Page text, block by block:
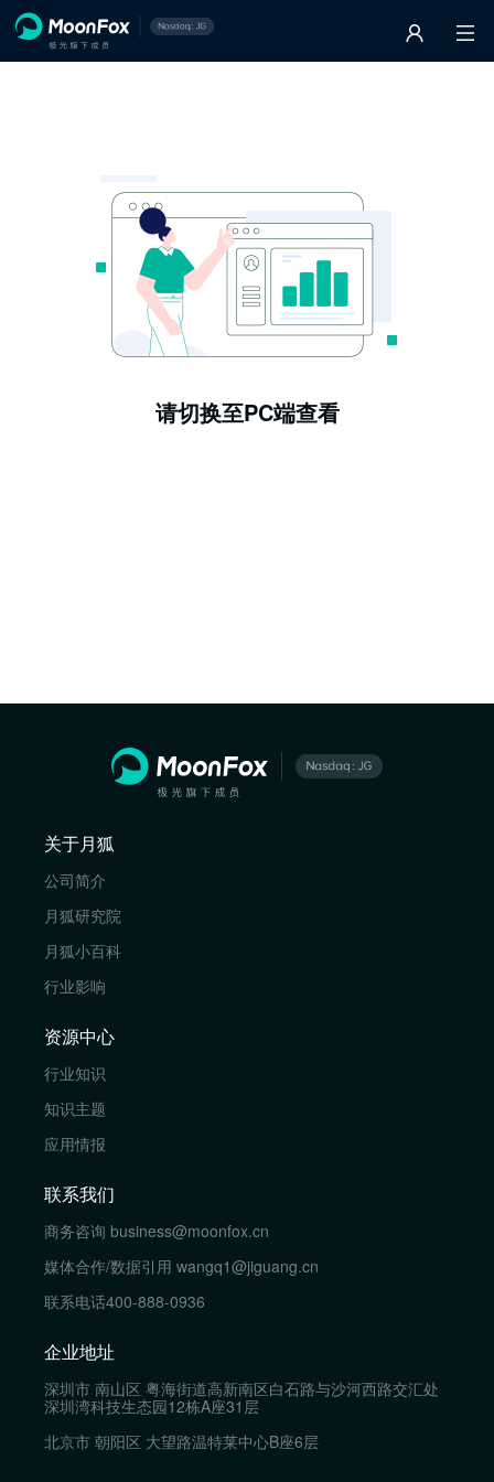
请切换至PC端查看
关于月狐
公司简介
月狐研究院
月狐小百科
行业影响
资源中心
行业知识
知识主题
应用情报
联系我们
商务咨询 business@moonfox.cn
媒体合作/数据引用 wangq1@jiguang.cn
联系电话400-888-0936
企业地址
深圳市 南山区 粤海街道高新南区白石路与沙河西路交汇处
深圳湾科技生态园12栋A座31层
北京市 朝阳区 大望路温特莱中心B座6层